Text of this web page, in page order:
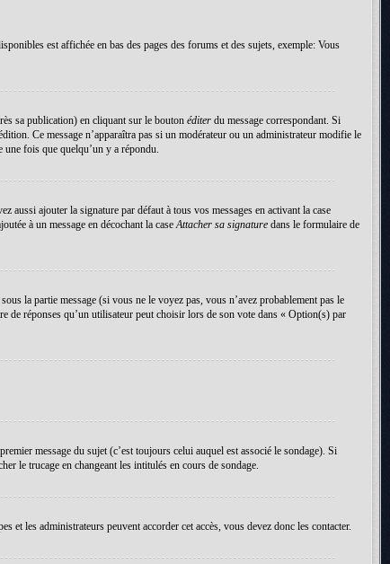
est affichée en bas des pages des forums et des sujets, exemple: Vous
sa publication) en cliquant sur le bouton éditer du message correspondant. Si
Ce message n’apparaîtra pas si un modérateur ou un administrateur modifie le
fois que quelqu’un y a répondu.
aussi ajouter la signature par défaut à tous vos messages en activant la case
à un message en décochant la caseAttacher sa signature dans le formulaire de
sous la partie message (si vous ne le voyez pas, vous n’avez probablement pas le
de réponses qu’un utilisateur peut choisir lors de son vote dans « Option(s) par
message du sujet (c’est toujours celui auquel est associé le sondage). Si
le trucage en changeant les intitulés en cours de sondage.
les administrateurs peuvent accorder cet accès, vous devez donc les contacter.